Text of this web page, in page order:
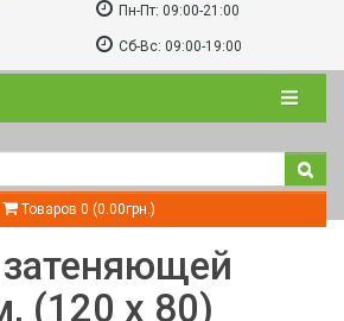
Пн-Пт: 09:00-21:00
Сб-Вс: 09:00-19:00
Товаров 0 (0.00грн.)
(120 х 80)